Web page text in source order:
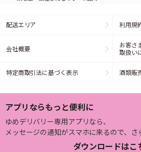
配送エリア 利用規
会社概要
お客さ
取扱い
特定商取引法に基づく表示 酒類販
アプリならもっと便利に
ゆめデリバリー専用アプリなら、
メッセージの通知がスマホに来るので、さ
ダウンロードはこ